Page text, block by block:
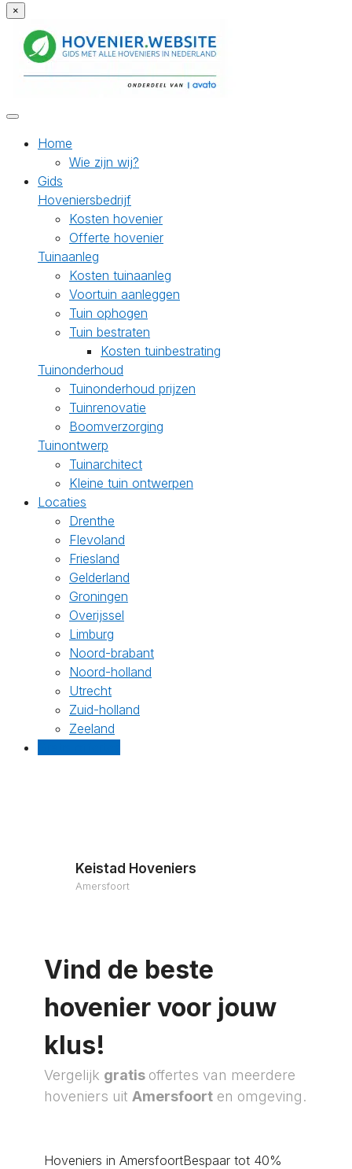
×
Home
Wie zijn wij?
Gids
Hoveniersbedrijf
Kosten hovenier
Offerte hovenier
Tuinaanleg
Kosten tuinaanleg
Voortuin aanleggen
Tuin ophogen
Tuin bestraten
Kosten tuinbestrating
Tuinonderhoud
Tuinonderhoud prijzen
Tuinrenovatie
Boomverzorging
Tuinontwerp
Tuinarchitect
Kleine tuin ontwerpen
Locaties
Drenthe
Flevoland
Friesland
Gelderland
Groningen
Overijssel
Limburg
Noord-brabant
Noord-holland
Utrecht
Zuid-holland
Zeeland
Keistad Hoveniers
Amersfoort
Vind de beste
hovenier voor jouw
klus!
Vergelijk gratis offertes van meerdere
hoveniers uit Amersfoort en omgeving.
Hoveniers in AmersfoortBespaar tot 40%